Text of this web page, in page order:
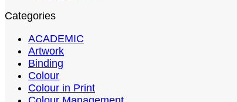
Categories
ACADEMIC
Artwork
Binding
Colour
Colour in Print